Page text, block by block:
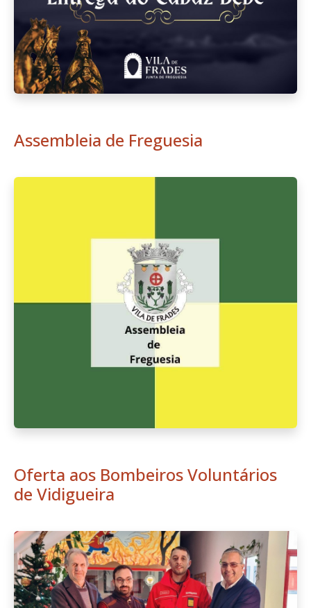
Assembleia de Freguesia
Oferta aos Bombeiros Voluntários
de Vidigueira